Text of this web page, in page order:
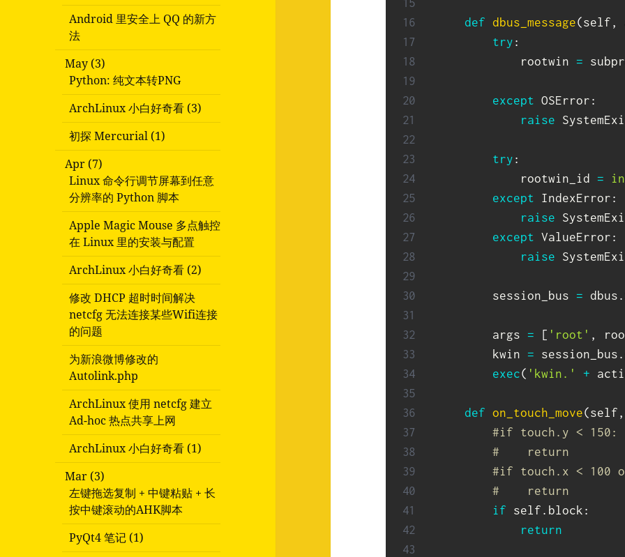
Android 里安全上 QQ 的新方
法
May (3)
Python: 纯文本转PNG
ArchLinux 小白好奇看 (3)
初探 Mercurial (1)
Apr (7)
Linux 命令行调节屏幕到任意
分辨率的 Python 脚本
Apple Magic Mouse 多点触控
在 Linux 里的安装与配置
ArchLinux 小白好奇看 (2)
修改 DHCP 超时时间解决
netcfg 无法连接某些Wifi连接
的问题
为新浪微博修改的
Autolink.php
ArchLinux 使用 netcfg 建立
Ad-hoc 热点共享上网
ArchLinux 小白好奇看 (1)
Mar (3)
左键拖选复制 + 中键粘贴 + 长
按中键滚动的AHK脚本
PyQt4 笔记 (1)
def dbus_message(self ,
try :
            rootwin
=
except OSError :
raise
try :
            rootwin_id
=
except IndexError :
raise
except ValueError :
raise
        session_bus
= dbus .
        args
= [ 'root' ,
        kwin
= session_bus .
exec( 'kwin.' +
def on_touch_move(self ,
#if touch.y < 150:
#    return
#if touch.x < 100
#    return
if self . block :
return